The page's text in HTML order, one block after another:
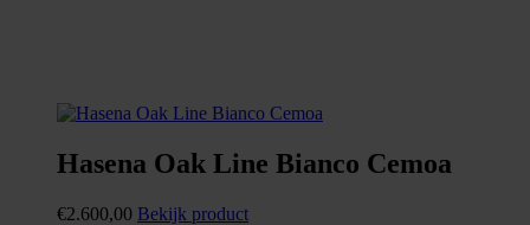
Hasena Oak Line Bianco Cemoa
€2.600,00 Bekijk product